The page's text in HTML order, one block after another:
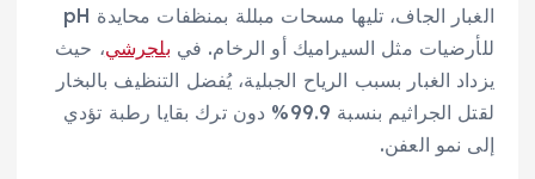
الغبار الجاف، تليها مسحات مبللة بمنظفات محايدة pH
للأرضيات مثل السيراميك أو الرخام. في بلجرشي، حيث
يزداد الغبار بسبب الرياح الجبلية، يُفضل التنظيف بالبخار
لقتل الجراثيم بنسبة 99.9% دون ترك بقايا رطبة تؤدي
إلى نمو العفن.